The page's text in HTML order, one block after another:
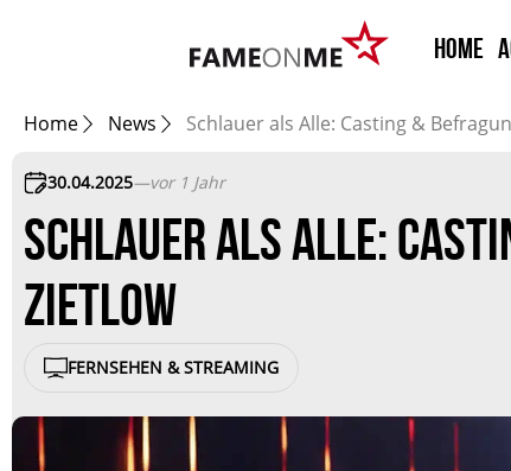
HOME
Home News Schlauer als Alle: Casting &
30.04.2025—vor 1 Jahr
SCHLAUER ALS ALLE:
ZIETLOW
FERNSEHEN & STREAMING